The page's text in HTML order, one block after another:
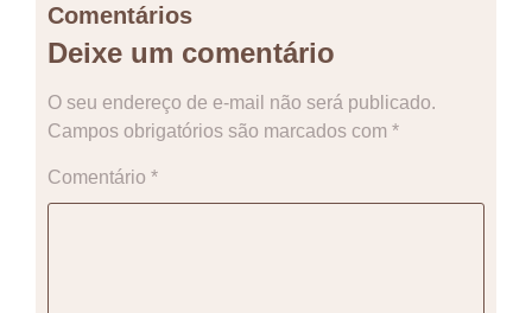
Comentários
Deixe um comentário
O seu endereço de e-mail não será publicado.
Campos obrigatórios são marcados com *
Comentário *